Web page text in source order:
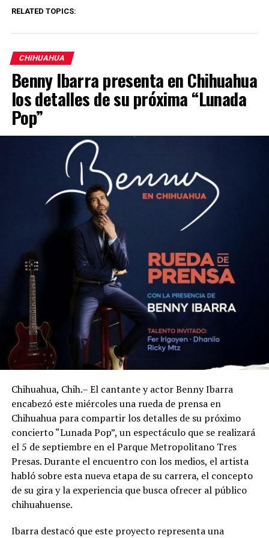
RELATED TOPICS:
CHIHUAHUA
Benny Ibarra presenta en Chihuahua
los detalles de su próxima “Lunada
Pop”
Chihuahua, Chih.– El cantante y actor Benny Ibarra
encabezó este miércoles una rueda de prensa en
Chihuahua para compartir los detalles de su próximo
concierto “Lunada Pop”, un espectáculo que se realizará
el 5 de septiembre en el Parque Metropolitano Tres
Presas. Durante el encuentro con los medios, el artista
habló sobre esta nueva etapa de su carrera, el concepto
de su gira y la experiencia que busca ofrecer al público
chihuahuense.
Ibarra destacó que este proyecto representa una